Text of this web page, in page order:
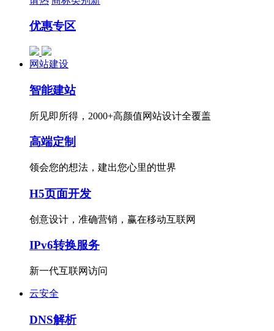
优惠专区
网站建设
智能建站
所见即所得，2000+高颜值网站设计全覆盖
高端定制
领会您的想法，建出您心里的世界
H5页面开发
创意设计，准确营销，赢在移动互联网
IPv6转换服务
新一代互联网访问
云安全
DNS解析